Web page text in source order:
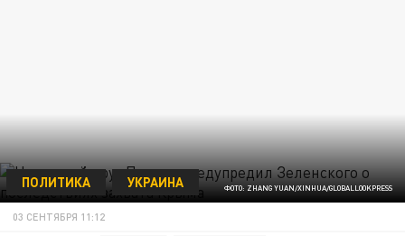
ФОТО: ZHANG YUAN/XINHUA/GLOBALLOOKPRESS
ПОЛИТИКА УКРАИНА
03 СЕНТЯБРЯ 11:12